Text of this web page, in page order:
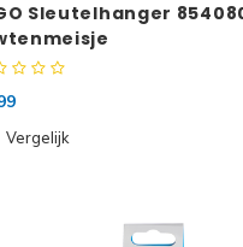
Sleutelhanger
Vergelijk